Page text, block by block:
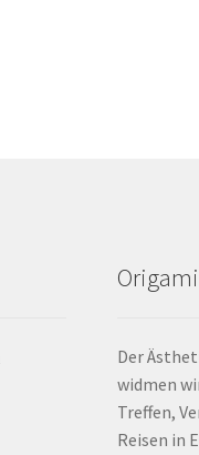
Der
widmen
Treffen,
Reisen in